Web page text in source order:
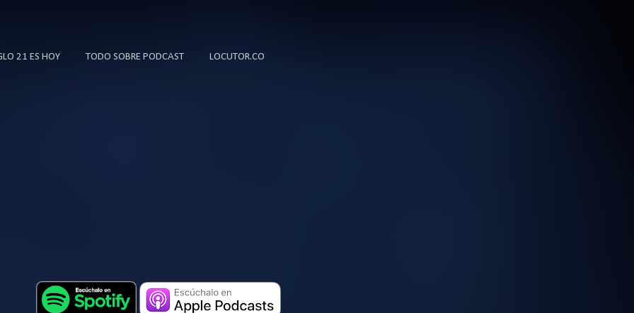
21 ES HOY TODO SOBRE PODCAST LOCUTOR.CO